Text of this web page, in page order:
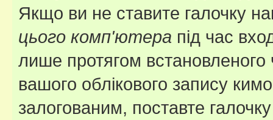
Якщо ви не ставите галочку
цього комп'ютера під час
лише протягом встановленого
вашого облікового запису
залогованим, поставте